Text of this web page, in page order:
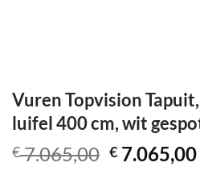
Vuren Topvision
luifel 400 cm, wit
€7.065,00 € 7.065,00